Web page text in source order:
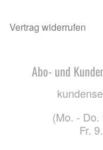
Vertrag widerrufen
Abo- und
(Mo. -
Fr.